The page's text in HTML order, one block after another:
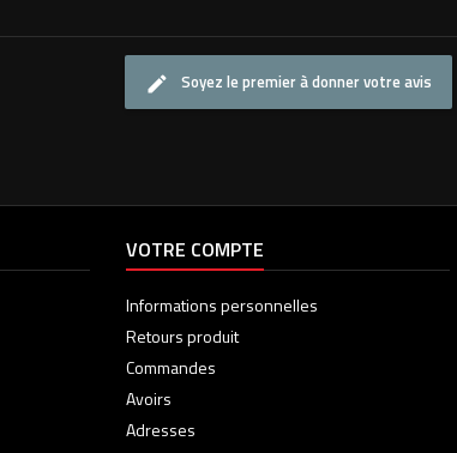
Soyez le premier à donner votre avis
VOTRE COMPTE
Informations personnelles
Retours produit
Commandes
Avoirs
Adresses